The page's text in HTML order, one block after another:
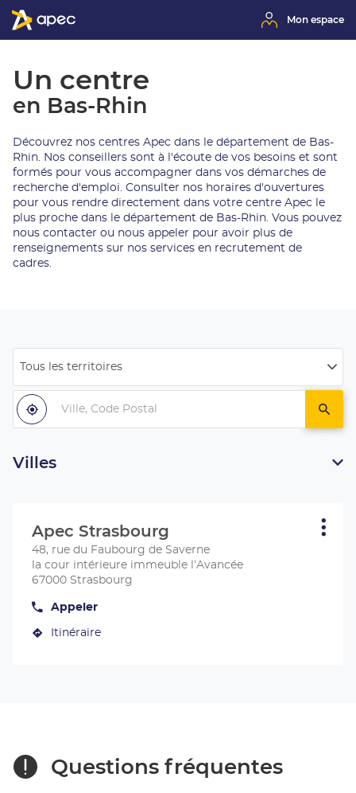
Mon espace
Un centre
en Bas-Rhin
Découvrez nos centres Apec dans le département de Bas-
Rhin. Nos conseillers sont à l'écoute de vos besoins et sont
formés pour vous accompagner dans vos démarches de
recherche d'emploi. Consulter nos horaires d'ouvertures
pour vous rendre directement dans votre centre Apec le
plus proche dans le département de Bas-Rhin. Vous pouvez
nous contacter ou nous appeler pour avoir plus de
renseignements sur nos services en recrutement de
cadres.
Tous les territoires
Filtrer
par
pays
À
proximité
,
trouver
Apec
Ville,
Code
Postal
un
Villes
touche
ENTRÉE
pour
obtenir
plus
Centre
Apec Strasbourg
48, rue du Faubourg de Saverne
la cour intérieure immeuble l’Avancée
67000 Strasbourg
Appeler
Afficher
numéroItinéraire
jusqu'au
Plus
Questions fréquentes